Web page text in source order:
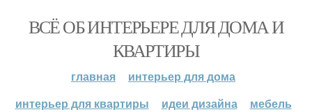
ВСЁ ОБ ИНТЕРЬЕРЕ ДЛЯ ДОМА И
КВАРТИРЫ
главная
интерьер для дома
интерьер для квартиры
идеи дизайна мебель